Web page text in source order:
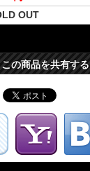
OUT
この商品を共有する